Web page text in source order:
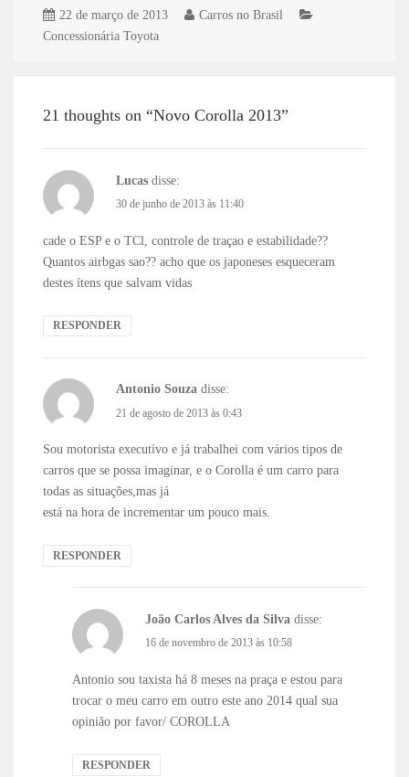
22 de março de 2013
Carros no Brasil
Concessionária Toyota
21 thoughts on “Novo Corolla 2013”
Lucas disse:
30 de junho de 2013 às 11:40
cade o ESP e o TCl, controle de traçao e estabilidade??
Quantos airbgas sao?? acho que os japoneses esqueceram
destes ítens que salvam vidas
RESPONDER
Antonio Souza disse:
21 de agosto de 2013 às 0:43
Sou motorista executivo e já trabalhei com vários tipos de
carros que se possa imaginar, e o Corolla é um carro para
todas as situações,mas já
está na hora de incrementar um pouco mais.
RESPONDER
João Carlos Alves da Silva disse:
16 de novembro de 2013 às 10:58
Antonio sou taxista há 8 meses na praça e estou para
trocar o meu carro em outro este ano 2014 qual sua
opinião por favor/ COROLLA
RESPONDER